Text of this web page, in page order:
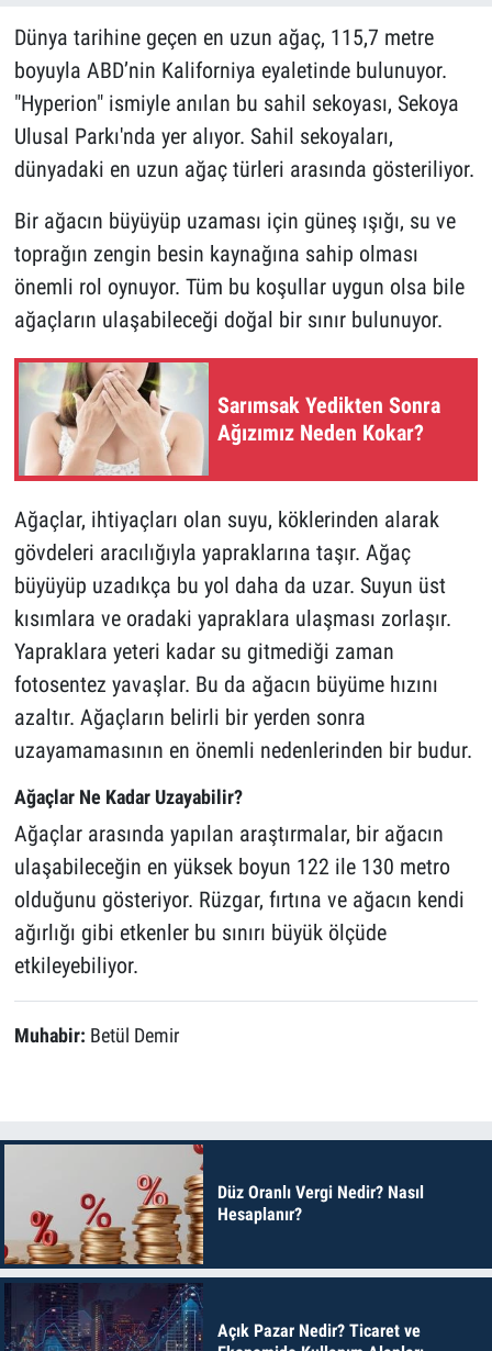
Dünya tarihine geçen en uzun ağaç, 115,7 metre
boyuyla ABD’nin Kaliforniya eyaletinde bulunuyor.
"Hyperion" ismiyle anılan bu sahil sekoyası, Sekoya
Ulusal Parkı'nda yer alıyor. Sahil sekoyaları,
dünyadaki en uzun ağaç türleri arasında gösteriliyor.
Bir ağacın büyüyüp uzaması için güneş ışığı, su ve
toprağın zengin besin kaynağına sahip olması
önemli rol oynuyor. Tüm bu koşullar uygun olsa bile
ağaçların ulaşabileceği doğal bir sınır bulunuyor.
Sarımsak Yedikten Sonra
Ağızımız Neden Kokar?
Ağaçlar, ihtiyaçları olan suyu, köklerinden alarak
gövdeleri aracılığıyla yapraklarına taşır. Ağaç
büyüyüp uzadıkça bu yol daha da uzar. Suyun üst
kısımlara ve oradaki yapraklara ulaşması zorlaşır.
Yapraklara yeteri kadar su gitmediği zaman
fotosentez yavaşlar. Bu da ağacın büyüme hızını
azaltır. Ağaçların belirli bir yerden sonra
uzayamamasının en önemli nedenlerinden bir budur.
Ağaçlar Ne Kadar Uzayabilir?
Ağaçlar arasında yapılan araştırmalar, bir ağacın
ulaşabileceğin en yüksek boyun 122 ile 130 metro
olduğunu gösteriyor. Rüzgar, fırtına ve ağacın kendi
ağırlığı gibi etkenler bu sınırı büyük ölçüde
etkileyebiliyor.
Muhabir: Betül Demir
Düz Oranlı Vergi Nedir? Nasıl
Hesaplanır?
Açık Pazar Nedir? Ticaret ve